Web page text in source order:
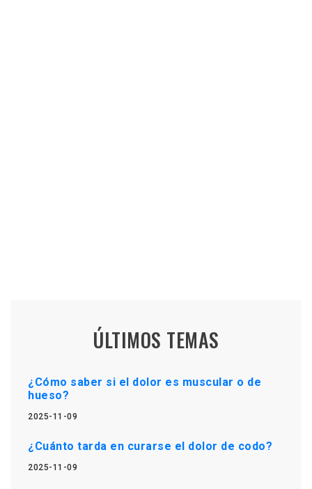
ÚLTIMOS TEMAS
¿Cómo saber si el dolor es muscular o de
hueso?
2025-11-09
¿Cuánto tarda en curarse el dolor de codo?
2025-11-09